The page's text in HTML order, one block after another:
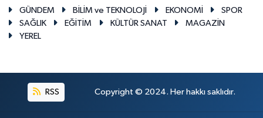
GÜNDEM BİLİM ve TEKNOLOJİ EKONOMİ
SPOR
SAĞLIK
EĞİTİM KÜLTÜR SANAT
MAGAZİN
YEREL
RSS Copyright © 2024. Her hakkı saklıdır.